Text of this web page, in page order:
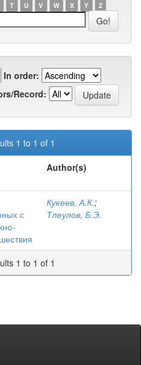
T U V W X Y Z
In order:
Record:
1 to 1 of 1
Author(s)
с
Кукеев, А.К.;
Тлеулов, Б.Э.
1 to 1 of 1